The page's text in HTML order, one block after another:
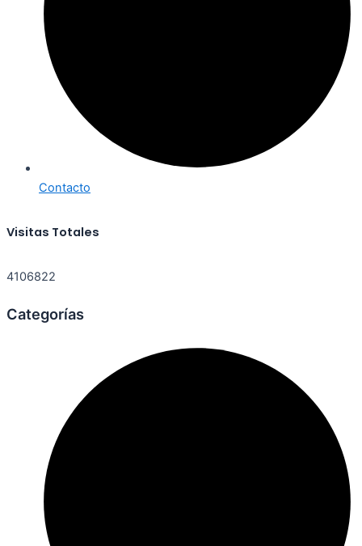
Contacto
Visitas Totales
4106822
Categorías